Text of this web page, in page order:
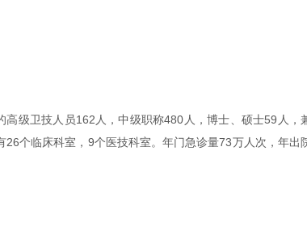
级卫技人员162人，中级职称480人，博士、硕士59人，
个临床科室，9个医技科室。年门急诊量73万人次，年出